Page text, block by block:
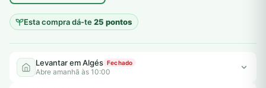
Esta compra dá-te25 pontos
Levantar em Algés Fechado
Abre amanhã às 10:00